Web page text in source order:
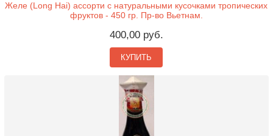
Желе (Long Hai) ассорти с натуральными кусочками тропических
фруктов - 450 гр. Пр-во Вьетнам.
400,00 руб.
КУПИТЬ